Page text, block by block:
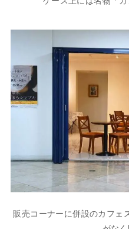
販売コーナーに併設のカフェ